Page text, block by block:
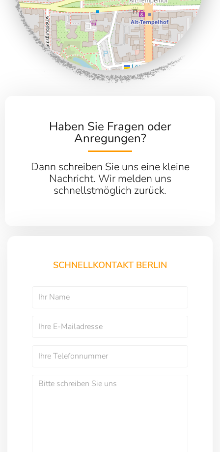
Leaflet ©OpenStreetMap
Haben Sie Fragen oder
Anregungen?
Dann schreiben Sie uns eine kleine
Nachricht. Wir melden uns
schnellstmöglich zurück.
SCHNELLKONTAKT BERLIN